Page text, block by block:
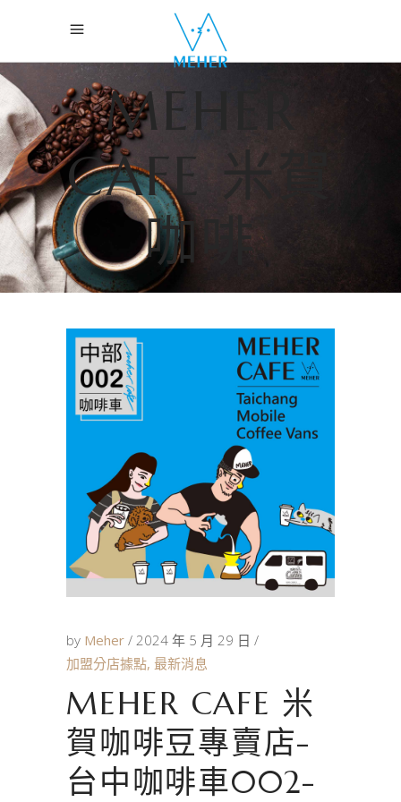
MEHER
CAFE 米賀
咖啡
by Meher
2024 年 5 月 29 日
加盟分店據點, 最新消息
MEHER CAFE 米
賀咖啡豆專賣店-
台中咖啡車002-